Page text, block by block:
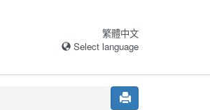
繁體中文
Select language